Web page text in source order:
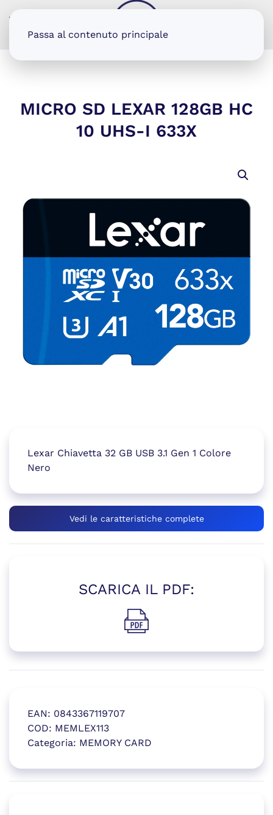
Passa al contenuto principale
MICRO SD LEXAR 128GB HC
10 UHS-I 633X
Lexar Chiavetta 32 GB USB 3.1 Gen 1 Colore
Nero
Vedi le caratteristiche complete
EAN: 0843367119707
COD: MEMLEX113
Categoria: MEMORY CARD
(si apre in una nuova
SCARICA IL PDF:
(si apre in una nuova